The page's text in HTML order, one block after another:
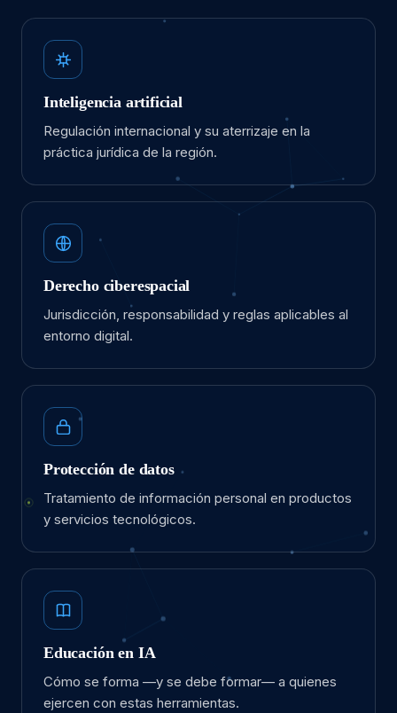
Inteligencia artificial
Regulación internacional y su aterrizaje en la
práctica jurídica de la región.
Derecho ciberespacial
Jurisdicción, responsabilidad y reglas aplicables al
entorno digital.
Protección de datos
Tratamiento de información personal en productos
y servicios tecnológicos.
Educación en IA
Cómo se forma —y se debe formar— a quienes
ejercen con estas herramientas.